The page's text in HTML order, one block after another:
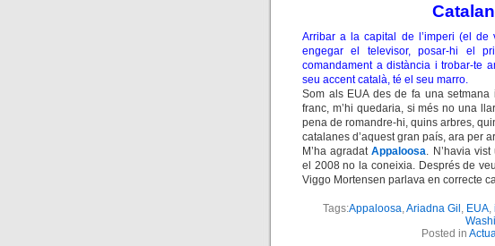
Arribar a la capital de l’imperi (el de
engegar el televisor, posar-hi el
comandament a distància i trobar-te
seu accent català, té el seu marro.
Som als EUA des de fa una
franc, m’hi quedaria, si més no una
pena de romandre-hi, quins arbres,
catalanes d’aquest gran país, ara per
M’ha agradatAppaloosa. N’havia
el 2008 no la coneixia. Després de
Viggo Mortensen parlava en correcte
Tags:Appaloosa,Ariadna Gil , EUA,
Posted in